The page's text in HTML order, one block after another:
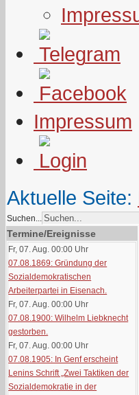
Impressum
Aktuelle Seite:
Suchen...
Termine/Ereignisse
Fr, 07. Aug. 00:00 Uhr
07.08.1869: Gründung der
Sozialdemokratischen
Arbeiterpartei in Eisenach.
Fr, 07. Aug. 00:00 Uhr
07.08.1900: Wilhelm Liebknecht
gestorben.
Fr, 07. Aug. 00:00 Uhr
07.08.1905: In Genf erscheint
Lenins Schrift „Zwei Taktiken der
Sozialdemokratie in der